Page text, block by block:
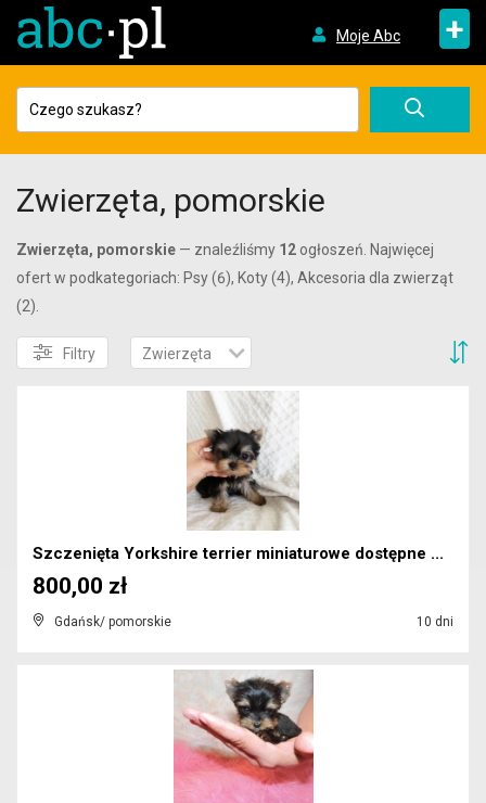
Moje Abc +
Zwierzęta, pomorskie
Zwierzęta, pomorskie — znaleźliśmy 12 ogłoszeń. Najwięcej
ofert w podkategoriach: Psy (6), Koty (4), Akcesoria dla zwierząt
(2).
Filtry Zwierzęta
Szczenięta Yorkshire terrier miniaturowe dostępne ...
Gdańsk/ pomorskie 10 dni
800,00 zł